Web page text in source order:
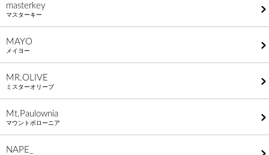
masterkey
マスターキー
MAYO
メイヨー
MR.OLIVE
ミスターオリーブ
Mt.Paulownia
マウントポローニア
NAPE_